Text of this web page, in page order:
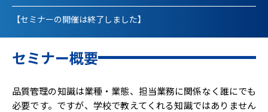
【セミナーの開催は終了しました】
セミナー概要
品質管理の知識は業種・業態、担当業務に関係なく誰にでも
必要です。ですが、学校で教えてくれる知識ではありません